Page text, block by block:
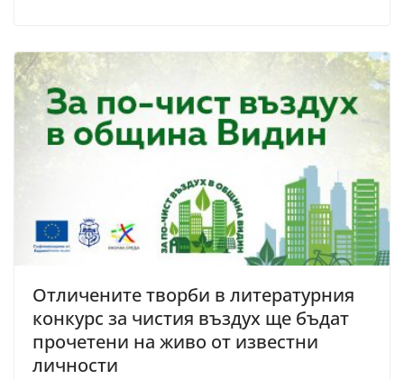
Отличените творби в литературния
конкурс за чистия въздух ще бъдат
прочетени на живо от известни
личности